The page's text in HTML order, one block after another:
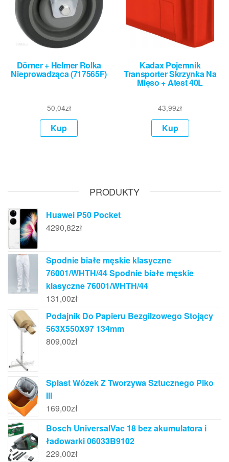
Dörner + Helmer Rolka
Nieprowadząca (717565F)
50,04zł
Kup
Kadax Pojemnik
Transporter Skrzynka Na
Mięso + Atest 40L
43,99zł
Kup
PRODUKTY
Huawei P50 Pocket
4290,82zł
Spodnie białe męskie klasyczne
76001/WHTH/44 Spodnie białe męskie
klasyczne 76001/WHTH/44
131,00zł
Podajnik Do Papieru Bezgilzowego Stojący
563X550X97 134mm
809,00zł
Splast Wózek Z Tworzywa Sztucznego Piko
III
169,00zł
Bosch UniversalVac 18 bez akumulatora i
ładowarki 06033B9102
229,00zł